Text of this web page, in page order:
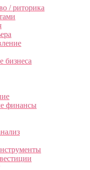
/ риторика
бизнеса
финансы